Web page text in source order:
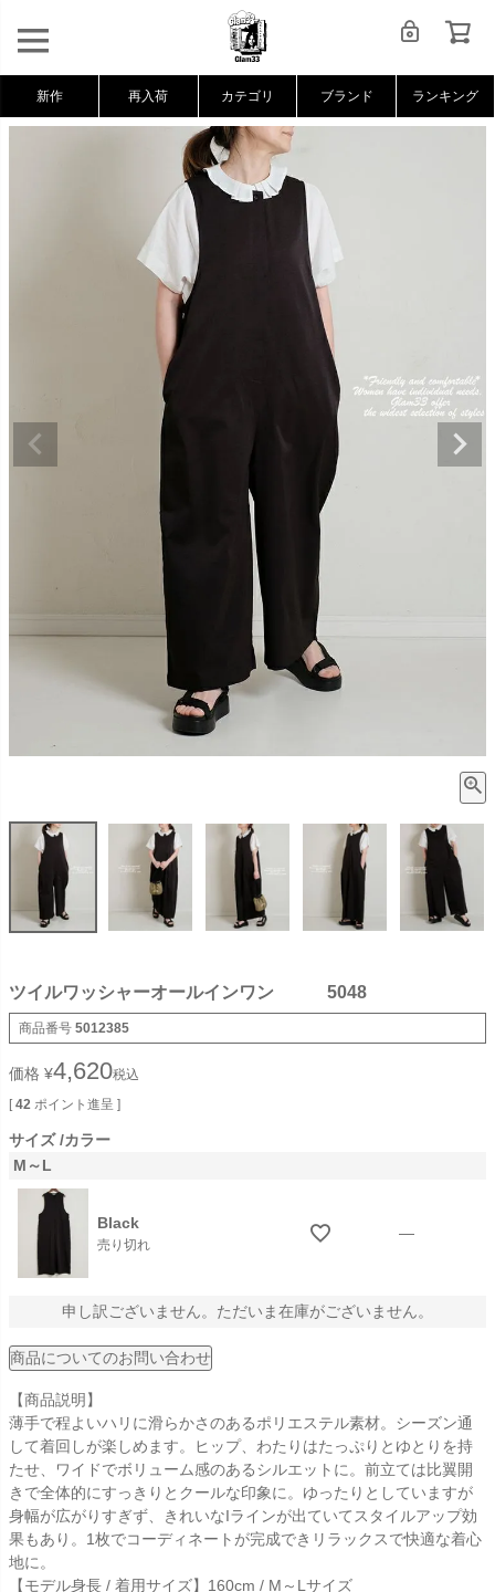
新作 再入荷 カテゴリ ブランド ランキング
ツイルワッシャーオールインワン 5048
商品番号 5012385
価格 ¥4,620税込
[ 42 ポイント進呈 ]
サイズ カラー
M～L
Black
売り切れ
—
申し訳ございません。ただいま在庫がございません。
商品についてのお問い合わせ
【商品説明】
薄手で程よいハリに滑らかさのあるポリエステル素材。シーズン通
して着回しが楽しめます。ヒップ、わたりはたっぷりとゆとりを持
たせ、ワイドでボリューム感のあるシルエットに。前立ては比翼開
きで全体的にすっきりとクールな印象に。ゆったりとしていますが
身幅が広がりすぎず、きれいなIラインが出ていてスタイルアップ効
果もあり。1枚でコーディネートが完成できリラックスで快適な着心
地に。
【モデル身長 / 着用サイズ】160cm / M～Lサイズ